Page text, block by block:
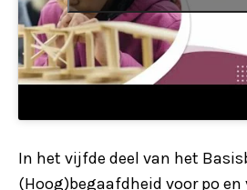
In het vijfde deel van het
(Hoog)begaafdheid voor po